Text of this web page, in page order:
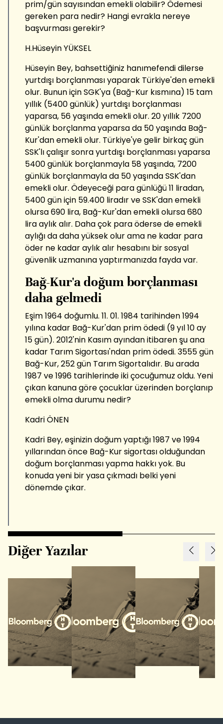
prim/gün sayısından emekli olabilir? Ödemesi
gereken para nedir? Hangi evrakla nereye
başvurması gerekir?
H.Hüseyin YÜKSEL
Hüseyin Bey, bahsettiğiniz hanımefendi dilerse
yurtdışı borçlanması yaparak Türkiye'den emekli
olur. Bunun için SGK'ya (Bağ-Kur kısmına) 15 tam
yıllık (5400 günlük) yurtdışı borçlanması
yaparsa, 56 yaşında emekli olur. 20 yıllık 7200
günlük borçlanma yaparsa da 50 yaşında Bağ-
Kur'dan emekli olur. Türkiye'ye gelir birkaç gün
SSK'lı çalışır sonra yurtdışı borçlanması yaparsa
5400 günlük borçlanmayla 58 yaşında, 7200
günlük borçlanmayla da 50 yaşında SSK'dan
emekli olur. Ödeyeceği para günlüğü 11 liradan,
5400 gün için 59.400 liradır ve SSK'dan emekli
olursa 690 lira, Bağ-Kur'dan emekli olursa 680
lira aylık alır. Daha çok para öderse de emekli
aylığı da daha yüksek olur ama ne kadar para
öder ne kadar aylık alır hesabını bir sosyal
güvenlik uzmanına yaptırmanızda fayda var.
Bağ-Kur'a doğum borçlanması
daha gelmedi
Eşim 1964 doğumlu. 11. 01. 1984 tarihinden 1994
yılına kadar Bağ-Kur'dan prim ödedi (9 yıl 10 ay
15 gün). 2012'nin Kasım ayından itibaren şu ana
kadar Tarım Sigortası'ndan prim ödedi. 3555 gün
Bağ-Kur, 252 gün Tarım Sigortalıdır. Bu arada
1987 ve 1996 tarihlerinde iki çocuğumuz oldu. Yeni
çıkan kanuna göre çocuklar üzerinden borçlanıp
emekli olma durumu nedir?
Kadri ÖNEN
Kadri Bey, eşinizin doğum yaptığı 1987 ve 1994
yıllarından önce Bağ-Kur sigortası olduğundan
doğum borçlanması yapma hakkı yok. Bu
konuda yeni bir yasa çıkmadı belki yeni
dönemde çıkar.
Diğer Yazılar